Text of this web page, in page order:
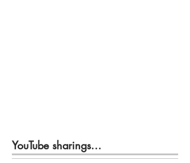
YouTube sharings...